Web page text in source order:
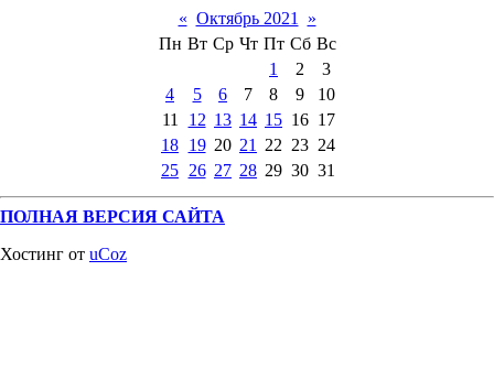
« Октябрь 2021
»
Пн Вт Ср Чт Пт Сб Вс
1
2
3
4
5 6 7 8 9
10
11
12 13 14 15 16 17
18 19 20 21 22 23 24
25 26 27 28 29 30 31
ПОЛНАЯ ВЕРСИЯ САЙТА
Хостинг от uCoz